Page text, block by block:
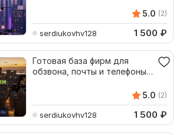
5.0 (2)
serdiukovhv128 1 500 ₽
Готовая база фирм для
обзвона, почты и телефоны
5.0 (2)
serdiukovhv128 1 500 ₽